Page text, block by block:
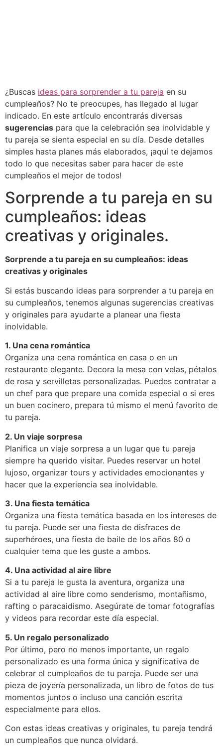
¿Buscas ideas para sorprender a tu pareja en su
cumpleaños? No te preocupes, has llegado al lugar
indicado. En este artículo encontrarás diversas
sugerencias para que la celebración sea inolvidable y
tu pareja se sienta especial en su día. Desde detalles
simples hasta planes más elaborados, ¡aquí te dejamos
todo lo que necesitas saber para hacer de este
cumpleaños el mejor de todos!
Sorprende a tu pareja en su
cumpleaños: ideas
creativas y originales.
Sorprende a tu pareja en su cumpleaños: ideas
creativas y originales
Si estás buscando ideas para sorprender a tu pareja en
su cumpleaños, tenemos algunas sugerencias creativas
y originales para ayudarte a planear una fiesta
inolvidable.
1. Una cena romántica
Organiza una cena romántica en casa o en un
restaurante elegante. Decora la mesa con velas, pétalos
de rosa y servilletas personalizadas. Puedes contratar a
un chef para que prepare una comida especial o si eres
un buen cocinero, prepara tú mismo el menú favorito de
tu pareja.
2. Un viaje sorpresa
Planifica un viaje sorpresa a un lugar que tu pareja
siempre ha querido visitar. Puedes reservar un hotel
lujoso, organizar tours y actividades emocionantes y
hacer que la experiencia sea inolvidable.
3. Una fiesta temática
Organiza una fiesta temática basada en los intereses de
tu pareja. Puede ser una fiesta de disfraces de
superhéroes, una fiesta de baile de los años 80 o
cualquier tema que les guste a ambos.
4. Una actividad al aire libre
Si a tu pareja le gusta la aventura, organiza una
actividad al aire libre como senderismo, montañismo,
rafting o paracaidismo. Asegúrate de tomar fotografías
y videos para recordar este día especial.
5. Un regalo personalizado
Por último, pero no menos importante, un regalo
personalizado es una forma única y significativa de
celebrar el cumpleaños de tu pareja. Puede ser una
pieza de joyería personalizada, un libro de fotos de tus
momentos juntos o incluso una canción escrita
especialmente para ellos.
Con estas ideas creativas y originales, tu pareja tendrá
un cumpleaños que nunca olvidará.